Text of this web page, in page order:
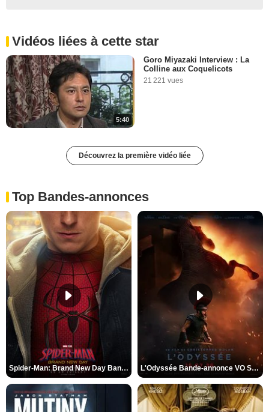
Vidéos liées à cette star
5:40
Goro Miyazaki Interview : La
Colline aux Coquelicots
21 221 vues
Découvrez la première vidéo liée
Top Bandes-annonces
Spider-Man: Brand New Day Bande-annonce VO STFR L'Odyssée Bande-annonce VO STFR